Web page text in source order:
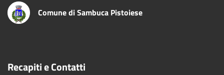
Comune di Sambuca Pistoiese
Recapiti e Contatti